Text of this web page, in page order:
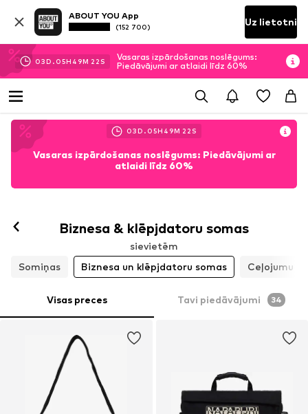
ABOUT YOU App
(152 700) Uz lietotni
03D. 05H 49M 20 S
Vasaras izpārdošanas noslēgums:
Piedāvājumi ar atlaidi līdz 60%
03D. 05H 49M 20 S
Vasaras izpārdošanas noslēgums: Piedāvājumi ar
atlaidi līdz 60%
Biznesa & klēpjdatoru somas
sievietēm
Somiņas
Biznesa un klēpjdatoru somas Ceļojumu
Visas preces Tavi piedāvājumi 34